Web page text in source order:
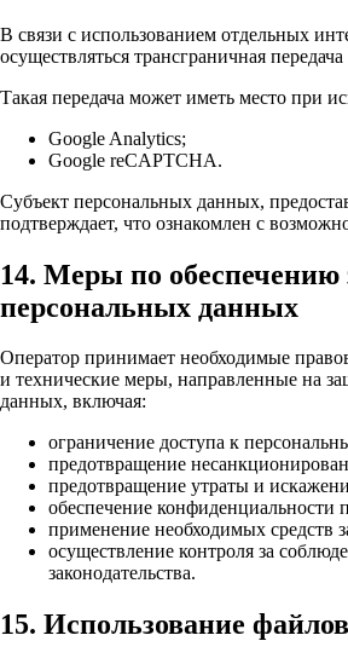
В связи с использованием отдельных
осуществляться трансграничная
Такая передача может иметь место при
Google Analytics;
Google reCAPTCHA.
Субъект персональных данных,
подтверждает, что ознакомлен с
14. Меры по
персональных данных
Оператор принимает необходимые
и технические меры, направленные на
данных, включая:
ограничение доступа к
предотвращение
предотвращение утраты и
обеспечение конфиденциальности
применение необходимых
осуществление контроля за
законодательства.
15. Использование